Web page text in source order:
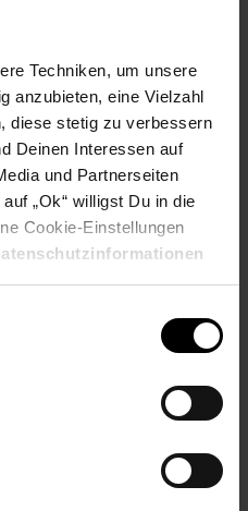
Techniken, um unsere
anzubieten, eine Vielzahl
diese stetig zu verbessern
Deinen Interessen auf
und Partnerseiten
„Ok“ willigst Du in die
Cookie-Einstellungen
32 x 11 x 23 cm
Du im Maßbild
warmes Hellbraun
Schwarz
in Handarbeit gefertigt und ist
handelt, kann es zu
kommen
den Fußboden und das